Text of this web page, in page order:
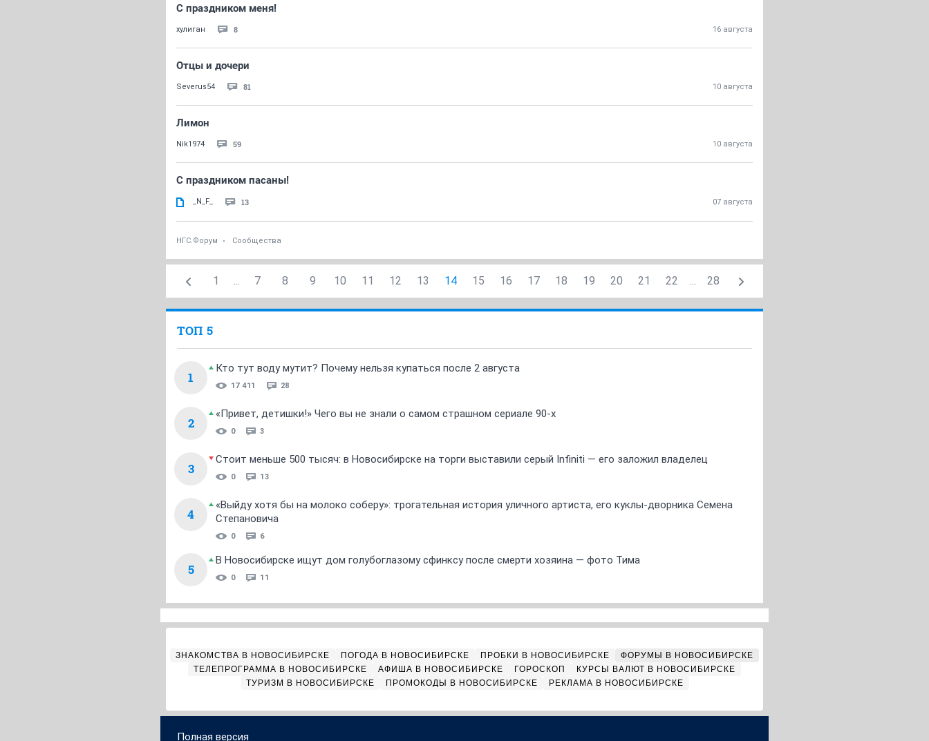
С праздником меня!
хулиган 8 16 августа
Отцы и дочери
Severus54 81 10 августа
Лимон
Nik1974 59 10 августа
С праздником пасаны!
_N_F_ 13 07 августа
НГС.Форум Сообщества
1 ... 7 8 9 10 11 12 13 14 15 16 17 18 19 20 21 22 ... 28
ТОП 5
1
Кто тут воду мутит? Почему нельзя купаться после 2 августа
17 411 28
2
«Привет, детишки!» Чего вы не знали о самом страшном сериале 90-х
0 3
3
Стоит меньше 500 тысяч: в Новосибирске на торги выставили серый Infiniti — его заложил владелец
0 13
4
«Выйду хотя бы на молоко соберу»: трогательная история уличного артиста, его куклы-дворника Семена
Степановича
0 6
5
В Новосибирске ищут дом голубоглазому сфинксу после смерти хозяина — фото Тима
0 11
ЗНАКОМСТВА В НОВОСИБИРСКЕ ПОГОДА В НОВОСИБИРСКЕ ПРОБКИ В НОВОСИБИРСКЕ
ФОРУМЫ В НОВОСИБИРСКЕ
ТЕЛЕПРОГРАММА В НОВОСИБИРСКЕ
АФИША В НОВОСИБИРСКЕ ГОРОСКОП
КУРСЫ ВАЛЮТ В НОВОСИБИРСКЕ
ТУРИЗМ В НОВОСИБИРСКЕ
ПРОМОКОДЫ В НОВОСИБИРСКЕ РЕКЛАМА В НОВОСИБИРСКЕ
Полная версия